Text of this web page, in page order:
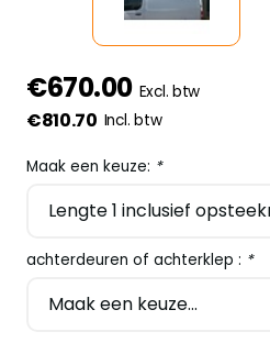
€670.00 Excl. btw
€810.70 Incl. btw
Maak een keuze: *
achterdeuren of achterklep : *